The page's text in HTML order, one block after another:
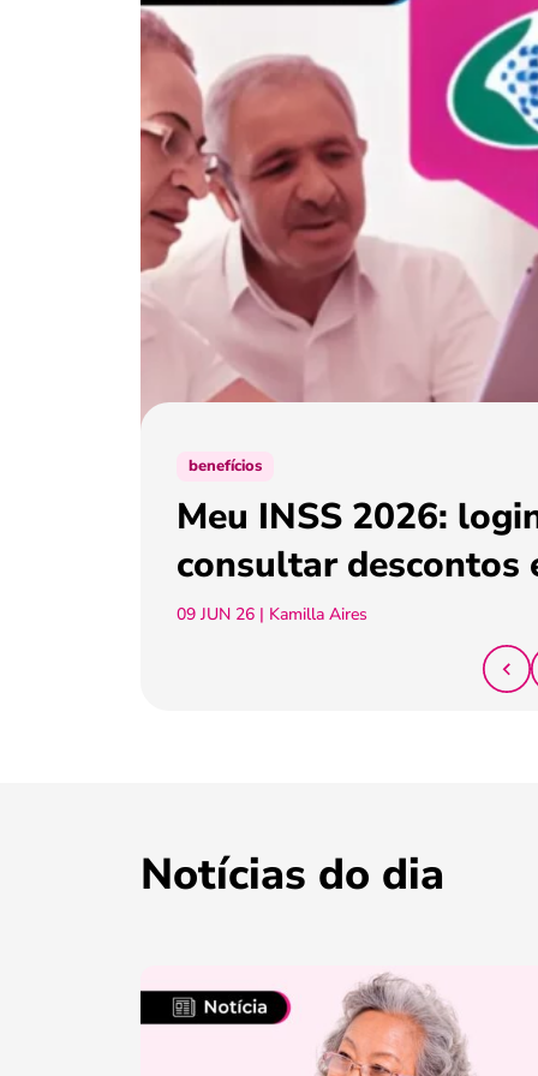
benefícios
Meu INSS 2026:
consultar descontos
09 JUN 26 | Kamilla Aires
Notícias do dia